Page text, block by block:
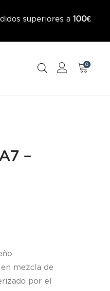
superiores a 100€
0
–
mezcla de
por el